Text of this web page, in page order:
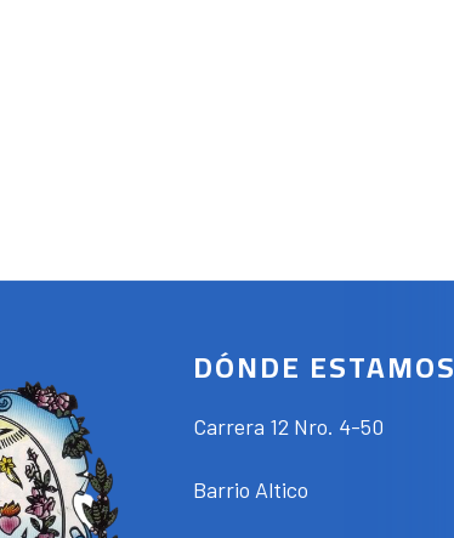
DÓNDE ESTAMOS
Carrera 12 Nro. 4-50
Barrio Altico